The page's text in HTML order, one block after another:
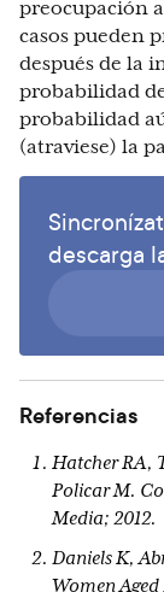
preocupación
casos pueden
después de la
probabilidad
probabilidad
(atraviese) la
descarga
Referencias
Hatcher RA,
Policar M.
Media; 2012.
Daniels K,
Women Aged